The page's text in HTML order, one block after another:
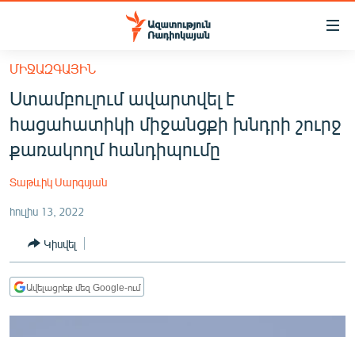
Մատչելիության
հիմնական
բովանդակությանը
Անցնել
հիմնական
մենյուին
ՀԱՅԱՍՏԱՆ
ՔԱՂԱՔԱԿԱՆ
ՏՆՏԵՍՈՒԹՅՈՒՆ
ՂԱՐԱԲԱՂ
ՄԻՋԱԶԳԱՅԻՆ
Ստամբուլում ավարտվել է
հացահատիկի միջանցքի խնդրի շուրջ
քառակողմ հանդիպումը
Տաթևիկ Սարգսյան
հուլիս 13, 2022
Կիսվել
Ավելացրեք մեզ Google-ում